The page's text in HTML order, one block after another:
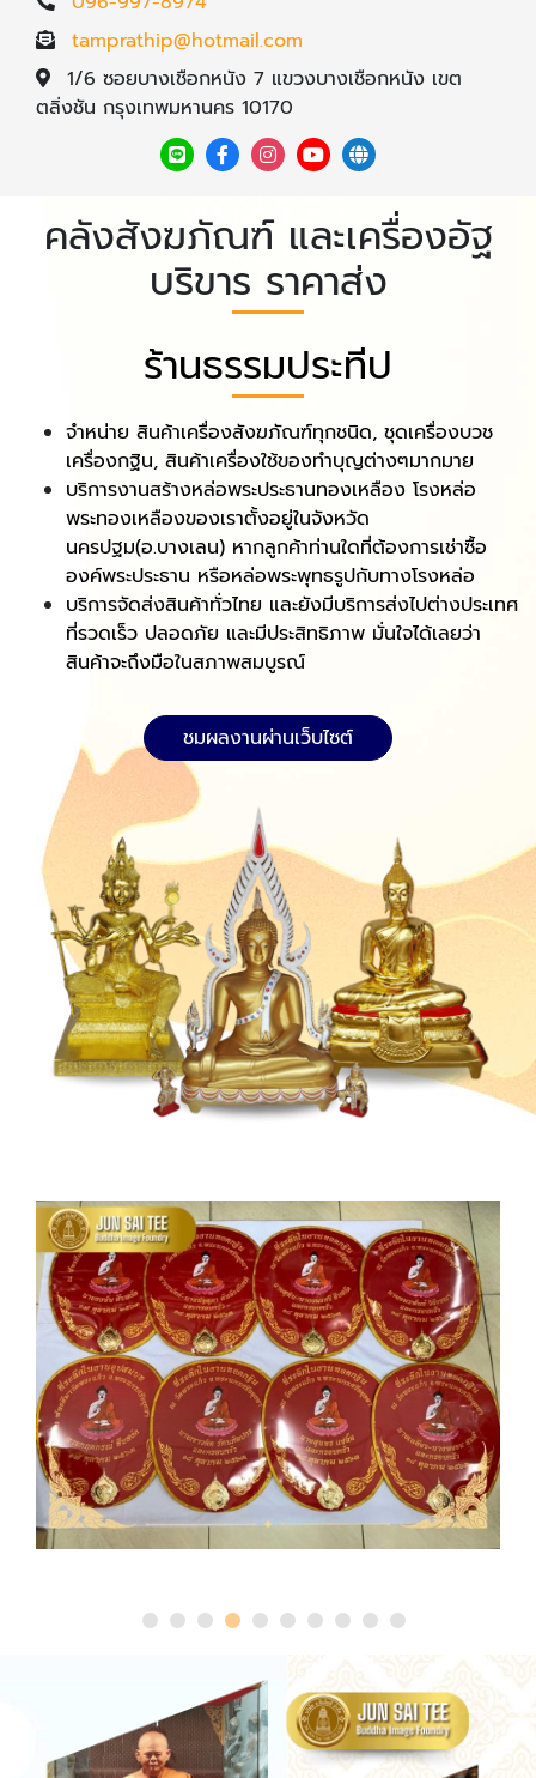
tamprathip@hotmail.com
1/6 ซอยบางเชือกหนัง 7 แขวงบางเชือกหนัง เขต
ตลิ่งชัน กรุงเทพมหานคร 10170
คลังสังฆภัณฑ์ และเครื่องอัฐ
บริขาร ราคาส่ง
ร้านธรรมประทีป
จำหน่าย สินค้าเครื่องสังฆภัณฑ์ทุกชนิด, ชุดเครื่องบวช
เครื่องกฐิน, สินค้าเครื่องใช้ของทำบุญต่างๆมากมาย
บริการงานสร้างหล่อพระประธานทองเหลือง โรงหล่อ
พระทองเหลืองของเราตั้งอยู่ในจังหวัด
นครปฐม(อ.บางเลน) หากลูกค้าท่านใดที่ต้องการเช่าซื้อ
องค์พระประธาน หรือหล่อพระพุทธรูปกับทางโรงหล่อ
บริการจัดส่งสินค้าทั่วไทย และยังมีบริการส่งไปต่างประเทศ
ที่รวดเร็ว ปลอดภัย และมีประสิทธิภาพ มั่นใจได้เลยว่า
สินค้าจะถึงมือในสภาพสมบูรณ์
ชมผลงานผ่านเว็บไซต์